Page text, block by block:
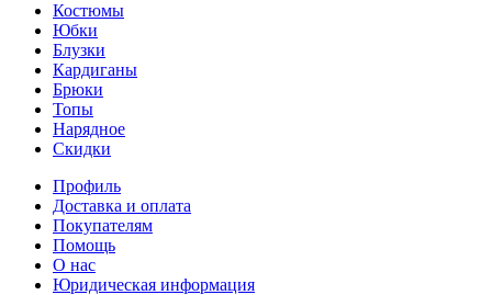
Костюмы
Юбки
Блузки
Кардиганы
Брюки
Топы
Нарядное
Скидки
Профиль
Доставка и оплата
Покупателям
Помощь
О нас
Юридическая информация